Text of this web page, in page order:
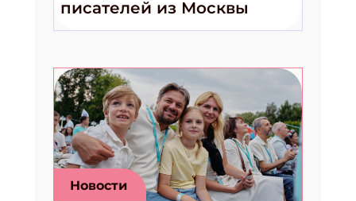
писателей из Москвы
Новости